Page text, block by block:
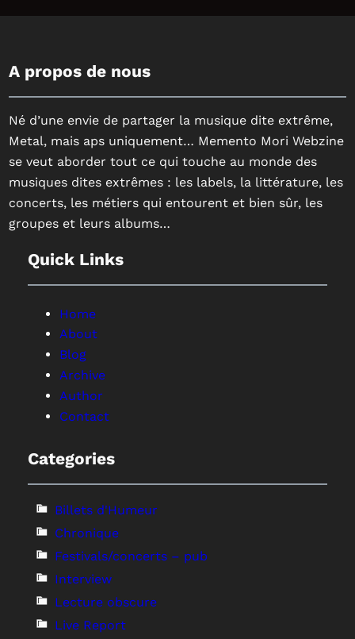
A propos de nous
Né d’une envie de partager la musique dite extrême,
Metal, mais aps uniquement… Memento Mori Webzine
se veut aborder tout ce qui touche au monde des
musiques dites extrêmes : les labels, la littérature, les
concerts, les métiers qui entourent et bien sûr, les
groupes et leurs albums…
Quick Links
Home
About
Blog
Archive
Author
Contact
Categories
Billets d'Humeur
Chronique
Festivals/concerts – pub
Interview
Lecture obscure
Live Report